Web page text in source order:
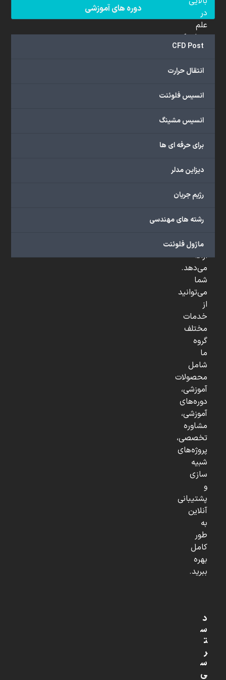
دوره های آموزشی
CFD Post
انتقال حرارت
انسیس فلوئنت
انسیس مشینگ
برای حرفه ای ها
دیزاین مدلر
رژیم جریان
رشته های مهندسی
ماژول فلوئنت
در
علم
دینامیک
سیالات
(CFD)
هستند.
ما
گسترده‌ای
با
دانشگاهی،
صنعتی
...
ارائه
می‌دهد.
شما
می‌توانید
از
خدمات
مختلف
گروه
ما
شامل
محصولات
آموزشی،
دوره‌های
آموزشی،
مشاوره
تخصصی،
پروژه‌های
شبیه
سازی
و
پشتیبانی
آنلاین
به
طور
کامل
بهره
ببرید.
د
س
ت
ر
س
ی